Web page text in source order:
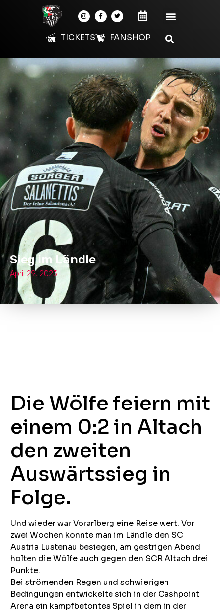
TICKETS FANSHOP
Sieg im Ländle
April 29, 2023
Die Wölfe feiern mit
einem 0:2 in Altach
den zweiten
Auswärtssieg in
Folge.
Und wieder war Vorarlberg eine Reise wert. Vor
zwei Wochen konnte man im Ländle den SC
Austria Lustenau besiegen, am gestrigen Abend
holten die Wölfe auch gegen den SCR Altach drei
Punkte.
Bei strömenden Regen und schwierigen
Bedingungen entwickelte sich in der Cashpoint
Arena ein kampfbetontes Spiel in dem in der